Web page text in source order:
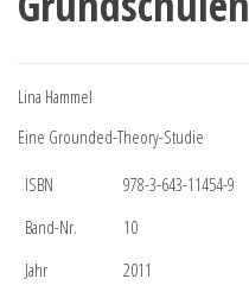
Lina Hammel
Eine Grounded-Theory-Studie
ISBN
978-3-643-11454-9
Band-Nr.
10
Jahr
2011